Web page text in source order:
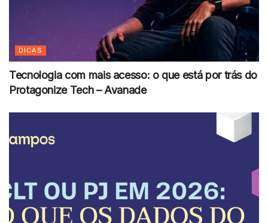
DICAS
Tecnologia com mais acesso: o que está por trás do
Protagonize Tech – Avanade